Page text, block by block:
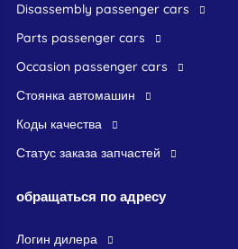
disassembly passenger cars
parts passenger cars
occasion passenger cars
стоянка автомашин
Коды качества
Статус заказа запчастей
обращаться по адресу
логин дилера